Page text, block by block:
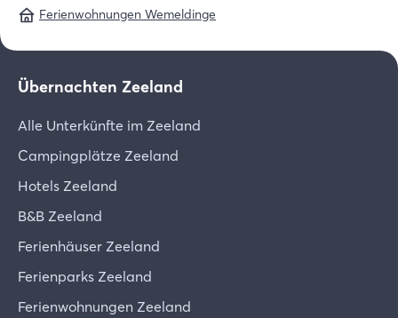
Ferienwohnungen Wemeldinge
Übernachten Zeeland
Alle Unterkünfte im Zeeland
Campingplätze Zeeland
Hotels Zeeland
B&B Zeeland
Ferienhäuser Zeeland
Ferienparks Zeeland
Ferienwohnungen Zeeland